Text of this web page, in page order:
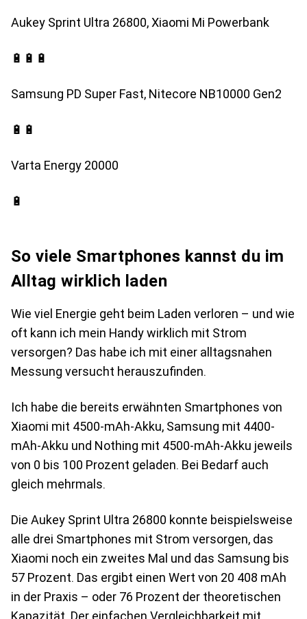
Aukey Sprint Ultra 26800, Xiaomi Mi Powerbank
🔋🔋🔋
Samsung PD Super Fast, Nitecore NB10000 Gen2
🔋🔋
Varta Energy 20000
🔋
So viele Smartphones kannst du im
Alltag wirklich laden
Wie viel Energie geht beim Laden verloren – und wie
oft kann ich mein Handy wirklich mit Strom
versorgen? Das habe ich mit einer alltagsnahen
Messung versucht herauszufinden.
Ich habe die bereits erwähnten Smartphones von
Xiaomi mit 4500-mAh-Akku, Samsung mit 4400-
mAh-Akku und Nothing mit 4500-mAh-Akku jeweils
von 0 bis 100 Prozent geladen. Bei Bedarf auch
gleich mehrmals.
Die Aukey Sprint Ultra 26800 konnte beispielsweise
alle drei Smartphones mit Strom versorgen, das
Xiaomi noch ein zweites Mal und das Samsung bis
57 Prozent. Das ergibt einen Wert von 20 408 mAh
in der Praxis – oder 76 Prozent der theoretischen
Kapazität. Der einfachen Vergleichbarkeit mit